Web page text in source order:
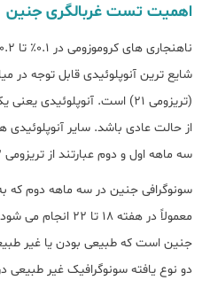
اهمیت تست غربالگری جنین
شایع ترین آنوپلوئیدی قابل توجه در
(تریزومی 21) است. آنوپلوئیدی
از حالت عادی باشد. سایر
سه ماهه اول و دوم عبارتند از تریزومی 13، 18و مونوزومی X.
سونوگرافی جنین در سه ماهه دوم که
معمولاً در هفته 18
جنین است که طبیعی بودن یا غیر
دو نوع یافته سونوگرافیک غیر